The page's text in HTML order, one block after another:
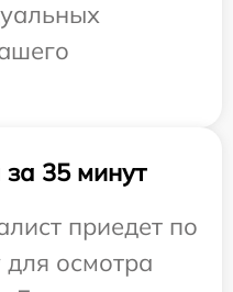
35 минут
приедет по
осмотра